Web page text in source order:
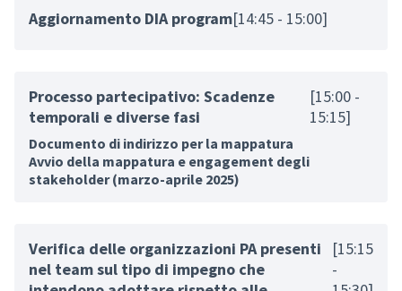
Aggiornamento DIA program[14:45 - 15:00]
Processo partecipativo: Scadenze
temporali e diverse fasi
[15:00 -
15:15]
Documento di indirizzo per la mappatura
Avvio della mappatura e engagement degli
stakeholder (marzo-aprile 2025)
Verifica delle organizzazioni PA presenti
nel team sul tipo di impegno che
[15:15
-